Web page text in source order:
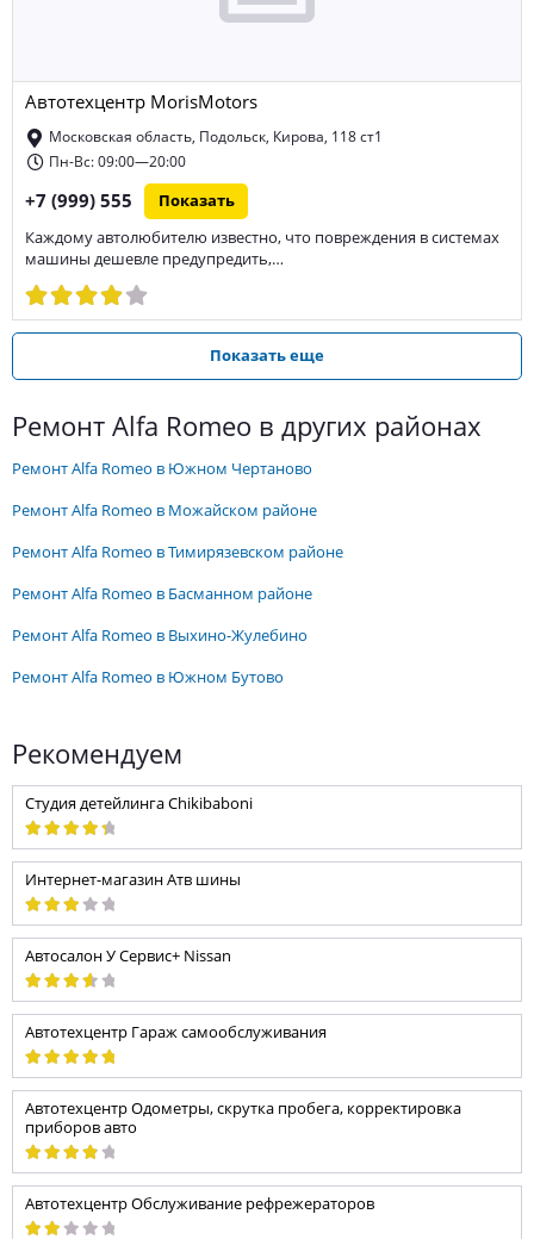
Автотехцентр MorisMotors
Московская область, Подольск, Кирова, 118 ст1
Пн-Вс: 09:00—20:00
+7 (999) 555 Показать
Каждому автолюбителю известно, что повреждения в системах
машины дешевле предупредить,…
Показать еще
ремонт Alfa Romeo в других районах
ремонт Alfa Romeo в Южном Чертаново
ремонт Alfa Romeo в Можайском районе
ремонт Alfa Romeo в Тимирязевском районе
ремонт Alfa Romeo в Басманном районе
ремонт Alfa Romeo в Выхино-Жулебино
ремонт Alfa Romeo в Южном Бутово
Рекомендуем
Студия детейлинга Chikibaboni
Интернет-магазин Атв шины
Автосалон У Сервис+ Nissan
Автотехцентр Гараж самообслуживания
Автотехцентр Одометры, скрутка пробега, корректировка
приборов авто
Автотехцентр Обслуживание рефрежераторов